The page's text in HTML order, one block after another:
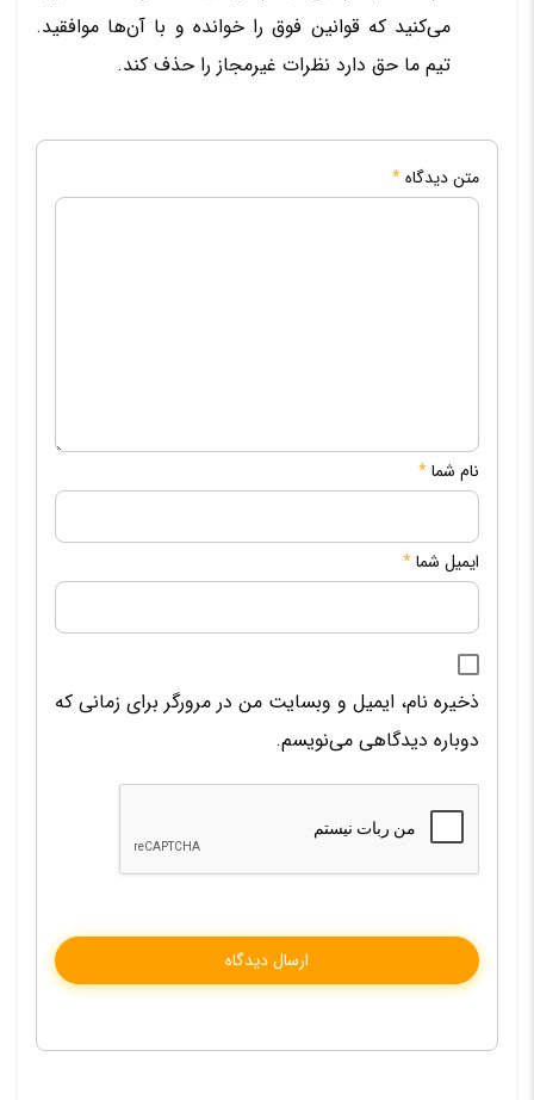
می‌کنید که قوانین فوق را خوانده و با آن‌ها موافقید.
تیم ما حق دارد نظرات غیرمجاز را حذف کند.
متن دیدگاه*
نام شما*
ایمیل شما*
ذخیره نام، ایمیل و وبسایت من در مرورگر برای زمانی که
دوباره دیدگاهی می‌نویسم.